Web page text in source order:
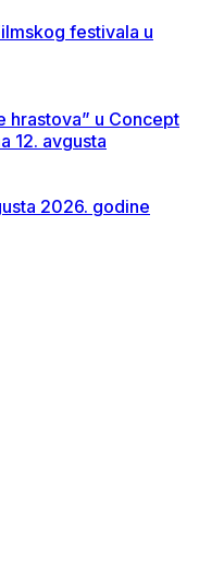
festivala u
hrastova” u Concept
12. avgusta
2026. godine